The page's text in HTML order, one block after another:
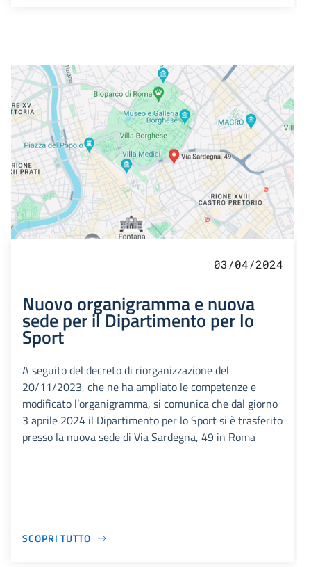
03/04/2024
Nuovo organigramma e nuova
sede per il Dipartimento per lo
Sport
A seguito del decreto di riorganizzazione del
20/11/2023, che ne ha ampliato le competenze e
modificato l’organigramma, si comunica che dal giorno
3 aprile 2024 il Dipartimento per lo Sport si è trasferito
presso la nuova sede di Via Sardegna, 49 in Roma
SCOPRI TUTTO